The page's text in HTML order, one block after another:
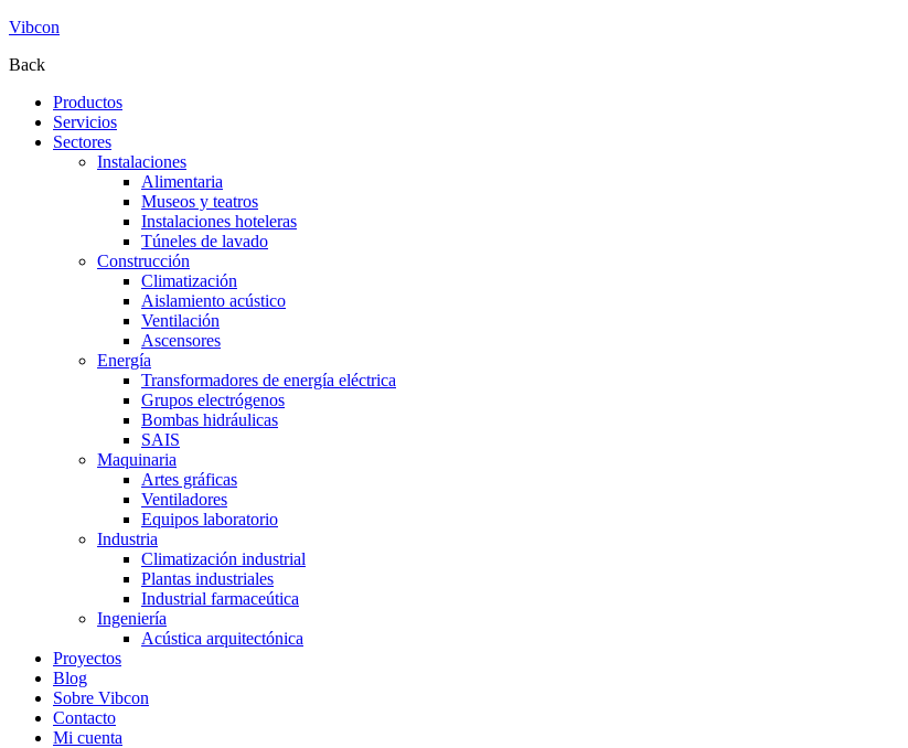
Vibcon
Back
Productos
Servicios
Sectores
Instalaciones
Alimentaria
Museos y teatros
Instalaciones hoteleras
Túneles de lavado
Construcción
Climatización
Aislamiento acústico
Ventilación
Ascensores
Energía
Transformadores de energía eléctrica
Grupos electrógenos
Bombas hidráulicas
SAIS
Maquinaria
Artes gráficas
Ventiladores
Equipos laboratorio
Industria
Climatización industrial
Plantas industriales
Industrial farmaceútica
Ingeniería
Acústica arquitectónica
Proyectos
Blog
Sobre Vibcon
Contacto
Mi cuenta